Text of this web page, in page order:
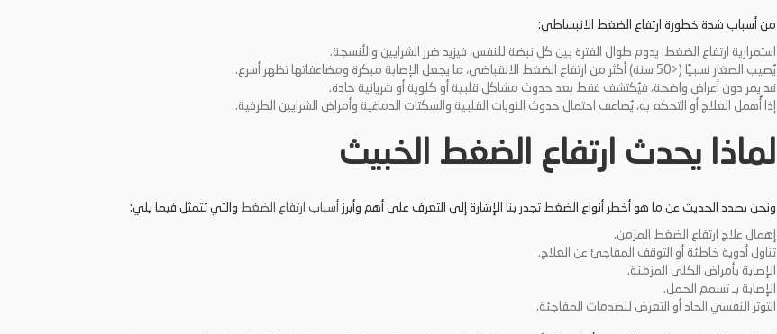
من أسباب شدة خطورة ارتفاع الضغط الانبساطي:
استمرارية ارتفاع الضغط: يدوم طوال الفترة بين كل نبضة للنفس، فيزيد ضرر الشرايين والأنسجة.
يُصيب الصغار نسبيًا (<50 سنة) أكثر من ارتفاع الضغط الانقباضي، ما يجعل الإصابة مبكرة ومضاعفاتها تظهر أسرع.
قد يمر دون أعراض واضحة، فيُكتشف فقط بعد حدوث مشاكل قلبية أو كلوية أو شريانية حادة.
إذا أُهمل العلاج أو التحكم به، يُضاعف احتمال حدوث النوبات القلبية والسكتات الدماغية وأمراض الشرايين الطرفية.
لماذا يحدث ارتفاع الضغط الخبيث
ونحن بصدد الحديث عن ما هو أخطر أنواع الضغط تجدر بنا الإشارة إلى التعرف على أهم وأبرز أسباب ارتفاع الضغط والتي تتمثل فيما يلي:
إهمال علاج ارتفاع الضغط المزمن.
تناول أدوية خاطئة أو التوقف المفاجئ عن العلاج.
الإصابة بأمراض الكلى المزمنة.
الإصابة بـ تسمم الحمل.
التوتر النفسي الحاد أو التعرض للصدمات المفاجئة.